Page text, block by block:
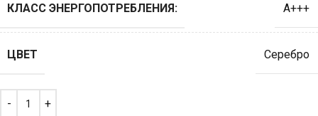
КЛАСС ЭНЕРГОПОТРЕБЛЕНИЯ: A+++
ЦВЕТ Серебро